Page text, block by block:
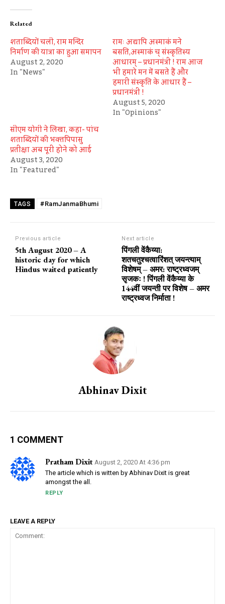
Related
शताब्दियों चली, राम मन्दिर
निर्माण की यात्रा का हुआ समापन
August 2, 2020
In "News"
रामः अद्यापि अस्माकं मने
बसति,अस्माकं च् संस्कृतिस्य
आधारम् – प्रधानमंत्री ! राम आज
भी हमारे मन में बसते हैं और
हमारी संस्कृति के आधार हैं –
प्रधानमंत्री !
August 5, 2020
In "Opinions"
सीएम योगी ने लिखा, कहा- पांच
शताब्दियों की भक्‍तपिपासु
प्रतीक्षा अब पूरी होने को आई
August 3, 2020
In "Featured"
TAGS #RamJanmaBhumi
Previous article
5th August 2020 – A
historic day for which
Hindus waited patiently
Next article
पिंगली वेंकैय्या:
शतचतुश्चत्वारिंशत् जयन्त्याम्
विशेषम् – अमर: राष्ट्रध्वजम्
सृजकः ! पिंगली वेंकैय्या के
144वीं जयन्ती पर विशेष – अमर
राष्ट्रध्वज निर्माता !
Abhinav Dixit
1 COMMENT
Pratham Dixit August 2, 2020 At 4:36 pm
The article which is witten by Abhinav Dixit is great
amongst the all.
REPLY
LEAVE A REPLY